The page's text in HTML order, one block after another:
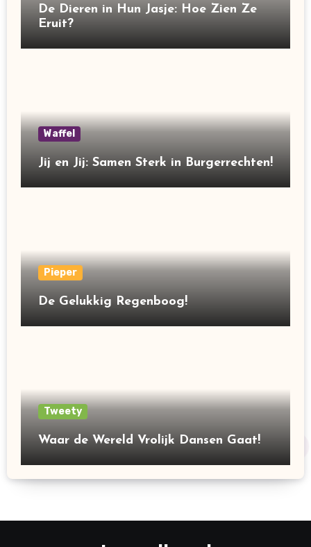
De Dieren in Hun Jasje: Hoe Zien Ze
Eruit?
Waffel
Jij en Jij: Samen Sterk in Burgerrechten!
Pieper
De Gelukkig Regenboog!
Tweety
Waar de Wereld Vrolijk Dansen Gaat!